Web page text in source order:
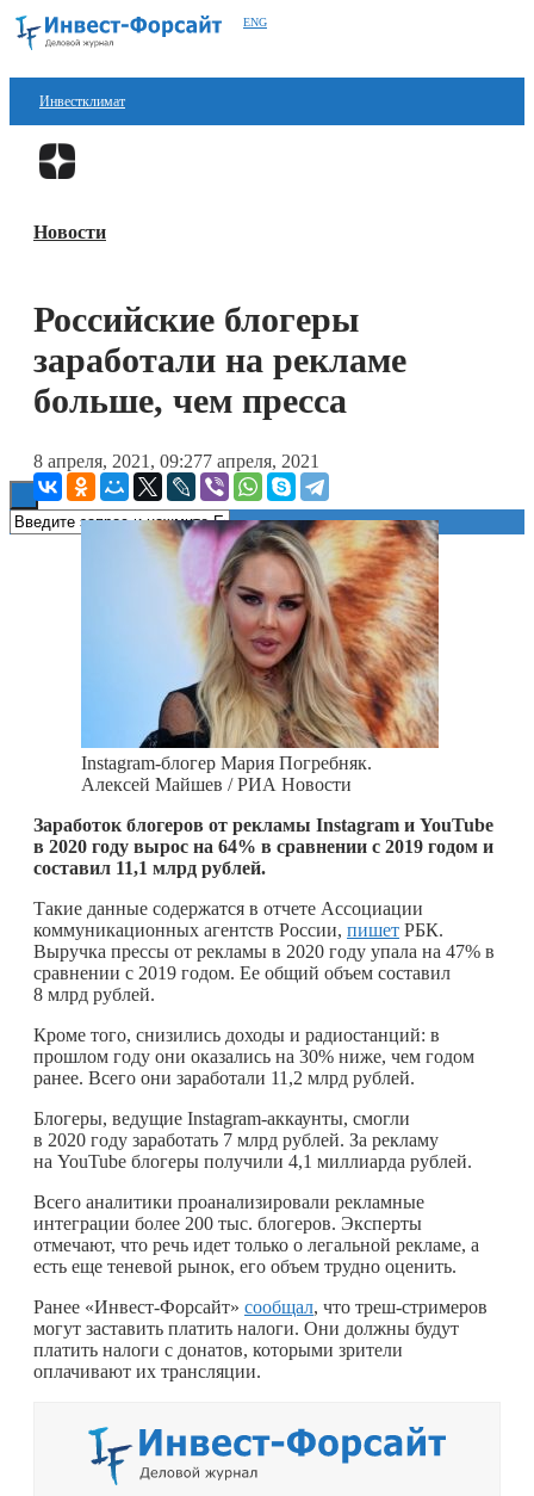
ENG
Инвестклимат
Финансы
Блокчейн
ESG
Новости
Российские блогеры
заработали на рекламе
больше, чем пресса
8 апреля, 2021, 09:277 апреля, 2021
Instagram-блогер Мария Погребняк.
Алексей Майшев / РИА Новости
Заработок блогеров от рекламы Instagram и YouTube
в 2020 году вырос на 64% в сравнении с 2019 годом и
составил 11,1 млрд рублей.
Такие данные содержатся в отчете Ассоциации
коммуникационных агентств России, пишет РБК.
Выручка прессы от рекламы в 2020 году упала на 47% в
сравнении с 2019 годом. Ее общий объем составил
8 млрд рублей.
Кроме того, снизились доходы и радиостанций: в
прошлом году они оказались на 30% ниже, чем годом
ранее. Всего они заработали 11,2 млрд рублей.
Блогеры, ведущие Instagram-аккаунты, смогли
в 2020 году заработать 7 млрд рублей. За рекламу
на YouTube блогеры получили 4,1 миллиарда рублей.
Всего аналитики проанализировали рекламные
интеграции более 200 тыс. блогеров. Эксперты
отмечают, что речь идет только о легальной рекламе, а
есть еще теневой рынок, его объем трудно оценить.
Ранее «Инвест-Форсайт» сообщал, что треш-стримеров
могут заставить платить налоги. Они должны будут
платить налоги с донатов, которыми зрители
оплачивают их трансляции.